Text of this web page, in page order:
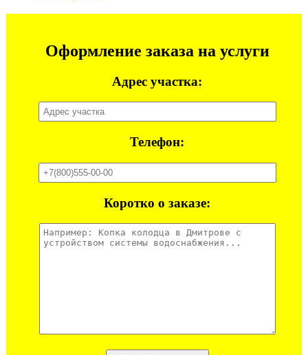
Оформление заказа на услуги
Адрес участка:
Телефон:
Коротко о заказе: